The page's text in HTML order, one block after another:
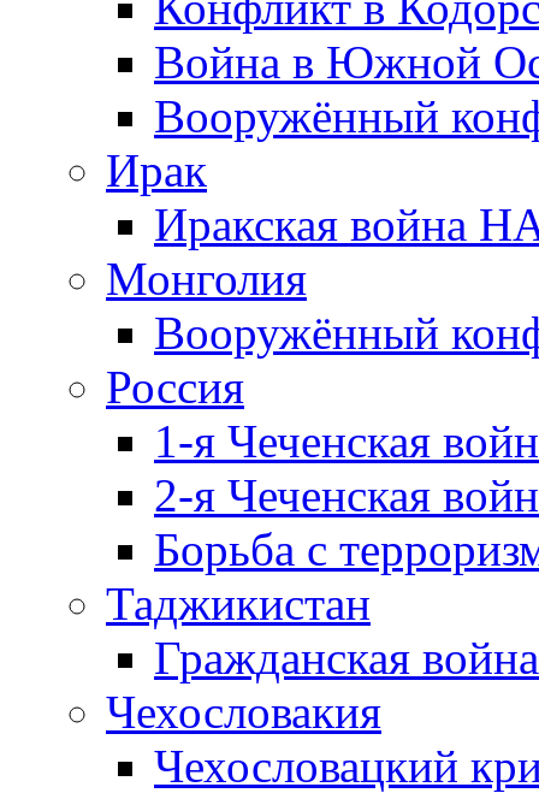
Война в Южной
Вооружённый
Ирак
Иракская война
Монголия
Вооружённый
Россия
1-я Чеченская
2-я Чеченская
Борьба с
Таджикистан
Гражданская
Чехословакия
Чехословацкий